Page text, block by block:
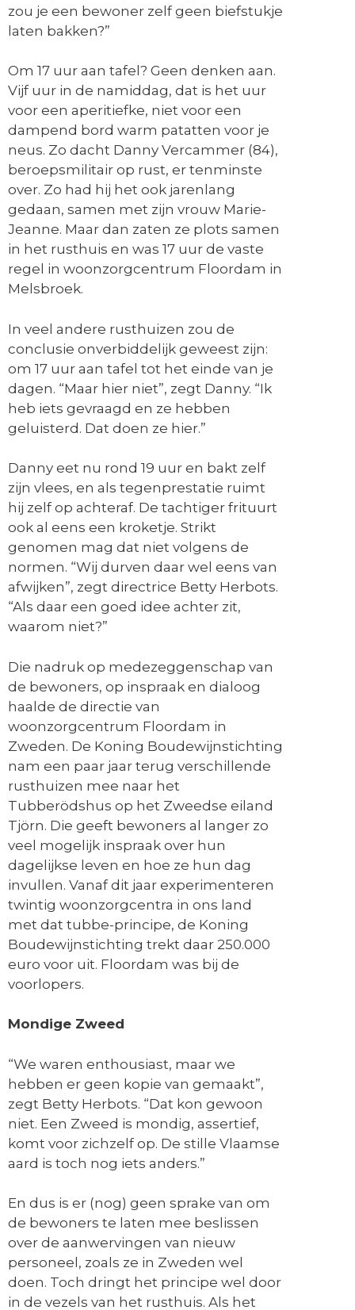
zou je een bewoner zelf geen biefstukje
laten bakken?”
Om 17 uur aan tafel? Geen denken aan.
Vijf uur in de namiddag, dat is het uur
voor een aperitiefke, niet voor een
dampend bord warm patatten voor je
neus. Zo dacht Danny Vercammer (84),
beroepsmilitair op rust, er tenminste
over. Zo had hij het ook jarenlang
gedaan, samen met zijn vrouw Marie-
Jeanne. Maar dan zaten ze plots samen
in het rusthuis en was 17 uur de vaste
regel in woonzorgcentrum Floordam in
Melsbroek.
In veel andere rusthuizen zou de
conclusie onverbiddelijk geweest zijn:
om 17 uur aan tafel tot het einde van je
dagen. “Maar hier niet”, zegt Danny. “Ik
heb iets gevraagd en ze hebben
geluisterd. Dat doen ze hier.”
Danny eet nu rond 19 uur en bakt zelf
zijn vlees, en als tegenprestatie ruimt
hij zelf op achteraf. De tachtiger frituurt
ook al eens een kroketje. Strikt
genomen mag dat niet volgens de
normen. “Wij durven daar wel eens van
afwijken”, zegt directrice Betty Herbots.
“Als daar een goed idee achter zit,
waarom niet?”
Die nadruk op medezeggenschap van
de bewoners, op inspraak en dialoog
haalde de directie van
woonzorgcentrum Floordam in
Zweden. De Koning Boudewijnstichting
nam een paar jaar terug verschillende
rusthuizen mee naar het
Tubberödshus op het Zweedse eiland
Tjörn. Die geeft bewoners al langer zo
veel mogelijk inspraak over hun
dagelijkse leven en hoe ze hun dag
invullen. Vanaf dit jaar experimenteren
twintig woonzorgcentra in ons land
met dat tubbe-principe, de Koning
Boudewijnstichting trekt daar 250.000
euro voor uit. Floordam was bij de
voorlopers.
Mondige Zweed
“We waren enthousiast, maar we
hebben er geen kopie van gemaakt”,
zegt Betty Herbots. “Dat kon gewoon
niet. Een Zweed is mondig, assertief,
komt voor zichzelf op. De stille Vlaamse
aard is toch nog iets anders.”
En dus is er (nog) geen sprake van om
de bewoners te laten mee beslissen
over de aanwervingen van nieuw
personeel, zoals ze in Zweden wel
doen. Toch dringt het principe wel door
in de vezels van het rusthuis. Als het